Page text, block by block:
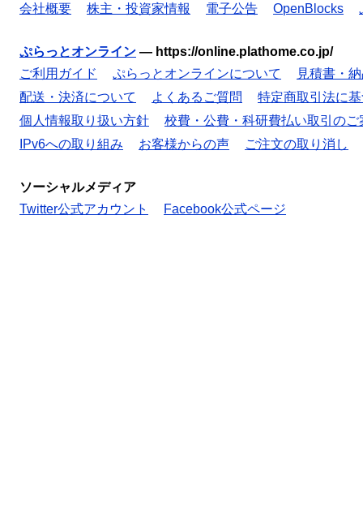
会社概要
株主・投資家情報 電子公告 OpenBlocks
ぷらっとオンライン — https://online.plathome.co.jp/
ご利用ガイド
ぷらっとオンラインについて
見積書・
配送・決済について
よくあるご質問
特定商取引法に
個人情報取り扱い方針
校費・公費・科研費払い取引のご
IPv6への取り組み
お客様からの声 ご注文の取り消し
ソーシャルメディア
Twitter公式アカウント
Facebook公式ページ